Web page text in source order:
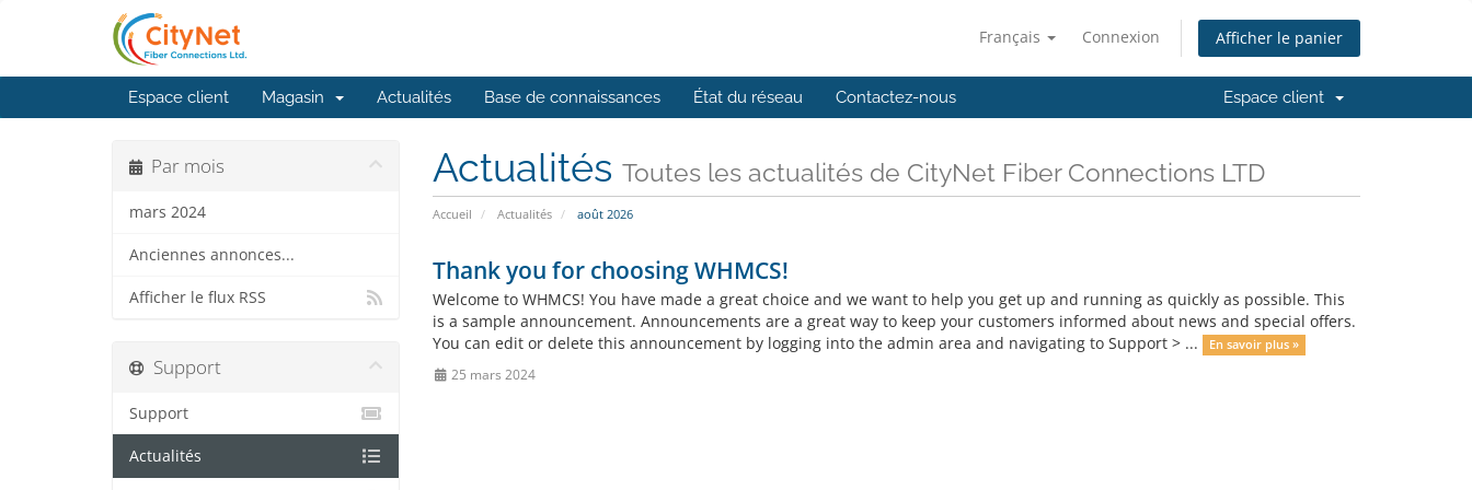
Français Connexion Afficher le panier
Espace client Magasin Actualités Base de connaissances État du réseau Contactez-nous Espace client
Actualités Toutes les actualités de CityNet Fiber Connections LTD
Accueil Actualités août 2026
Par mois
mars 2024
Anciennes annonces...
Afficher le flux RSS
Thank you for choosing WHMCS!
Welcome to WHMCS! You have made a great choice and we want to help you get up and running as quickly as possible. This
is a sample announcement. Announcements are a great way to keep your customers informed about news and special offers.
You can edit or delete this announcement by logging into the admin area and navigating to Support > ...
En savoir plus »
25 mars 2024
Support
Support
Actualités